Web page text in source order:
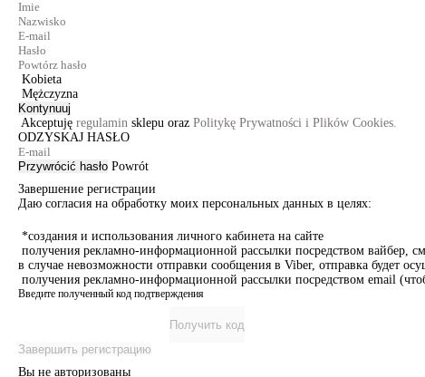
Kobieta
Mężczyzna
Kontynuuj
Akceptuję regulamin sklepu oraz Politykę Prywatności i Plików Cookies.
ODZYSKAJ HASŁO
Przywrócić hasło Powrót
Завершение регистрации
Даю согласия на обработку моих персональных данных в целях:
*создания и использования личного кабинета на сайте
получения рекламно-информационной рассылки посредством вайбер,
в случае невозможности отправки сообщения в Viber, отправка будет
получения рекламно-информационной рассылки посредством email
Введите полученный код подтверждения
Получить код
Завершить регистрацию
Вы не авторизованы